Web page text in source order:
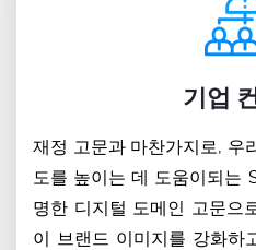
기업
재정 고문과 마찬가지로, 우
도를 높이는 데 도움이되는
명한 디지털 도메인 고문으
이 브랜드 이미지를 강화하